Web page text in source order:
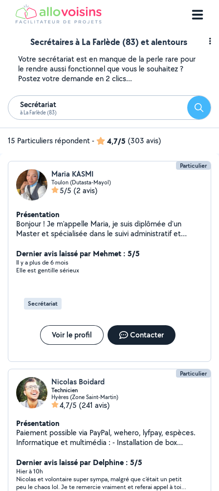
Secrétaires à La Farlède (83) et alentours
Votre secrétariat est en manque de la perle rare pour
le rendre aussi fonctionnel que vous le souhaitez ?
Postez votre demande en 2 clics...
Secrétariat
à La Farlède (83)
15 Particuliers répondent- 4,7/5 (303 avis)
Particulier
Maria KASMI
Toulon (Dutasta-Mayol)
5/5 (2 avis)
Présentation
Bonjour ! Je m'appelle Maria, je suis diplômée d'un
Master et spécialisée dans le suivi administratif et
propose mes services pour faciliter vos démarches
administratives, qu'il s'agisse de CAF, impôts, logement,
mutuelle, Pôle emploi ou encore réservation de
bienveillance.
Dernier avis laissé par Mehmet : 5/5
Il y a plus de 6 mois
Elle est gentille sérieux
Secrétariat
Voir le profil Contacter
Particulier
Nicolas Boidard
Technicien
Hyères (Zone Saint-Martin)
4,7/5 (241 avis)
Présentation
Paiement possible via PayPal, wehero, lyfpay, espèces.
Informatique et multimédia : - Installation de box
réseaux ( imprimantes, caméras connectés, clé TV,) -
Désinfection de postes informatiques - Récupération de
données effacés - Installation de systèmes
Dernier avis laissé par Delphine : 5/5
Hier à 10h
Nicolas et volontaire super sympa, malgré que c’était un petit
peu le chaos lol. Je te remercie vraiment et referai appel à toi si